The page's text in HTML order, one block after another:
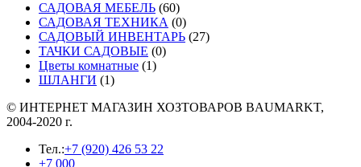
САДОВАЯ МЕБЕЛЬ (60)
САДОВАЯ ТЕХНИКА (0)
САДОВЫЙ ИНВЕНТАРЬ (27)
ТАЧКИ САДОВЫЕ (0)
Цветы комнатные (1)
ШЛАНГИ (1)
© ИНТЕРНЕТ МАГАЗИН ХОЗТОВАРОВ BAUMARKT,
2004-2020 г.
Тел.:+7 (920) 426 53 22
+7 000